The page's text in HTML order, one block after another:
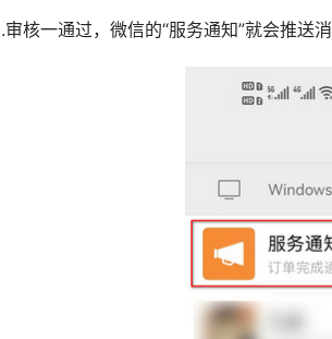
4.填写申请人相关信息，并提交订单，支付